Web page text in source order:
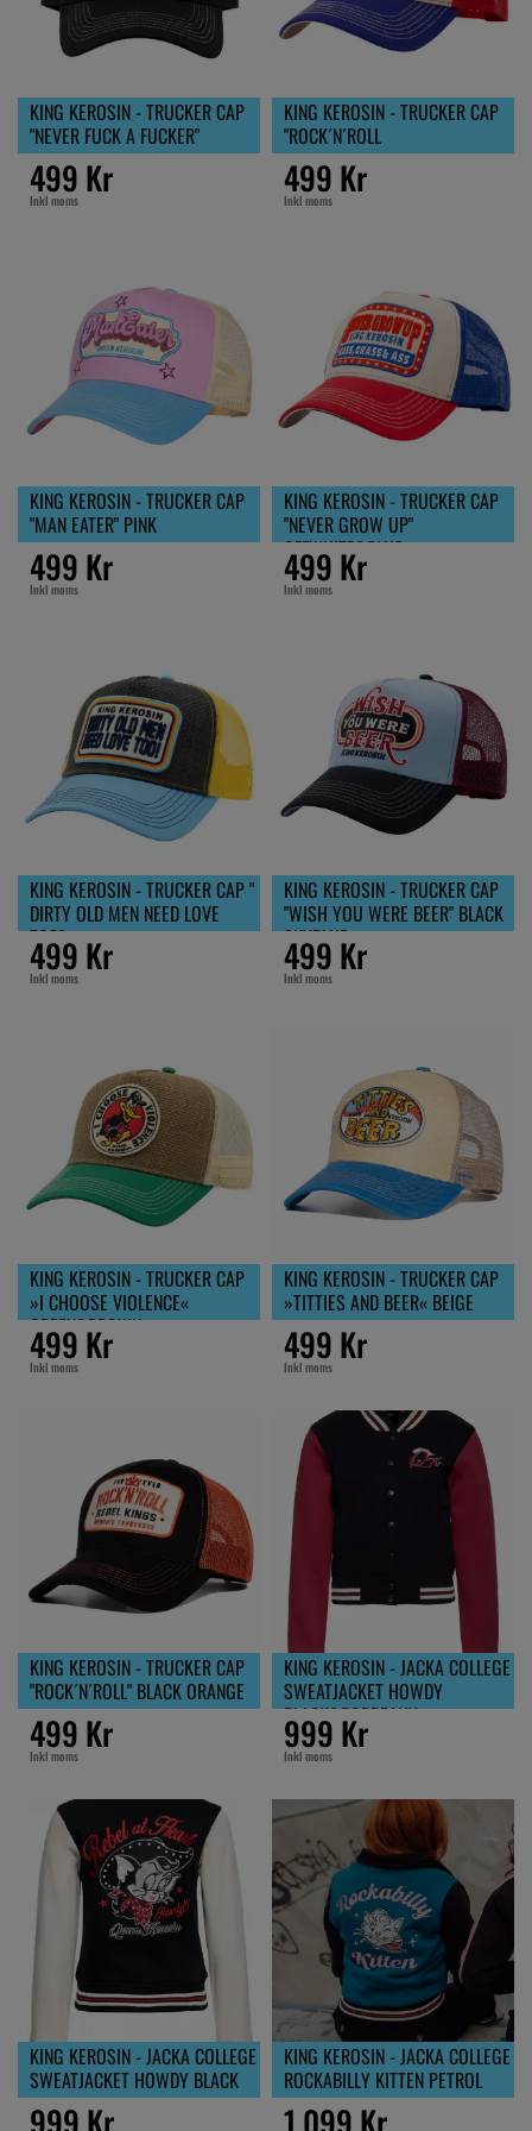
KING KEROSIN - TRUCKER CAP
"NEVER FUCK A FUCKER"
499 Kr
Inkl moms
KING KEROSIN - TRUCKER CAP
"ROCK´N´ROLL
499 Kr
Inkl moms
KING KEROSIN - TRUCKER CAP
"MAN EATER" PINK
499 Kr
Inkl moms
KING KEROSIN - TRUCKER CAP
"NEVER GROW UP"
OFFWHITE&BLUE
499 Kr
Inkl moms
KING KEROSIN - TRUCKER CAP "
DIRTY OLD MEN NEED LOVE
TOO"
499 Kr
Inkl moms
KING KEROSIN - TRUCKER CAP
"WISH YOU WERE BEER" BLACK
SKYBLUE
499 Kr
Inkl moms
KING KEROSIN - TRUCKER CAP
»I CHOOSE VIOLENCE«
GREEN&BROWN
499 Kr
Inkl moms
KING KEROSIN - TRUCKER CAP
»TITTIES AND BEER« BEIGE
499 Kr
Inkl moms
KING KEROSIN - TRUCKER CAP
"ROCK´N´ROLL" BLACK ORANGE
499 Kr
Inkl moms
KING KEROSIN - JACKA COLLEGE
SWEATJACKET HOWDY
BLACK&BORDEAUX
999 Kr
Inkl moms
KING KEROSIN - JACKA COLLEGE
SWEATJACKET HOWDY BLACK
999 Kr
KING KEROSIN - JACKA COLLEGE
ROCKABILLY KITTEN PETROL
1 099 Kr